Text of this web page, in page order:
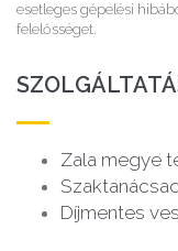
esetleges gépelési
felelősséget.
Zala megye
Díjmentes